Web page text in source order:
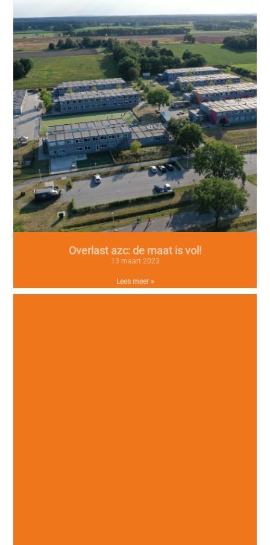
Overlast azc: de maat is vol!
13 maart 2023
Lees meer »